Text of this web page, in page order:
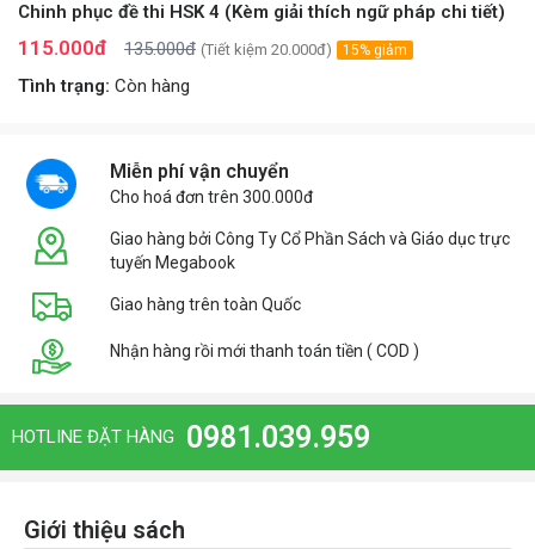
Chinh phục đề thi HSK 4 (Kèm giải thích ngữ pháp chi tiết)
115.000đ 135.000đ (Tiết kiệm 20.000đ) 15% giảm
Tình trạng: Còn hàng
Miễn phí vận chuyển
Cho hoá đơn trên 300.000đ
Giao hàng bởi Công Ty Cổ Phần Sách và Giáo dục trực
tuyến Megabook
Giao hàng trên toàn Quốc
Nhận hàng rồi mới thanh toán tiền ( COD )
HOTLINE ĐẶT HÀNG 0981.039.959
Giới thiệu sách